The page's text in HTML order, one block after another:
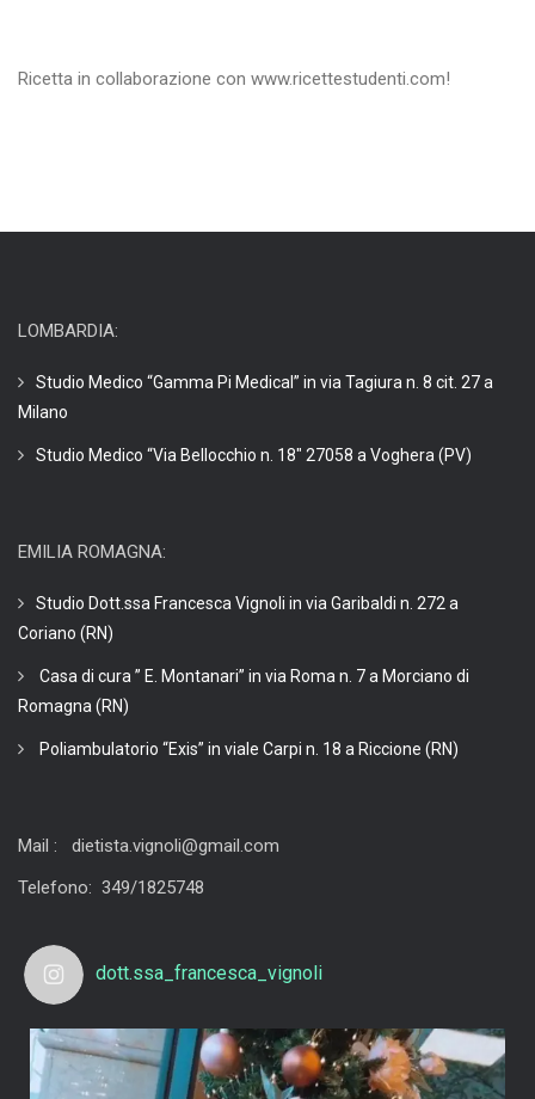
Ricetta in collaborazione con www.ricettestudenti.com!
LOMBARDIA:
Studio Medico “Gamma Pi Medical” in via Tagiura n. 8 cit. 27 a
Milano
Studio Medico “Via Bellocchio n. 18″ 27058 a Voghera (PV)
EMILIA ROMAGNA:
Studio Dott.ssa Francesca Vignoli in via Garibaldi n. 272 a
Coriano (RN)
Casa di cura ” E. Montanari” in via Roma n. 7 a Morciano di
Romagna (RN)
Poliambulatorio “Exis” in viale Carpi n. 18 a Riccione (RN)
Mail : dietista.vignoli@gmail.com
Telefono: 349/1825748
dott.ssa_francesca_vignoli